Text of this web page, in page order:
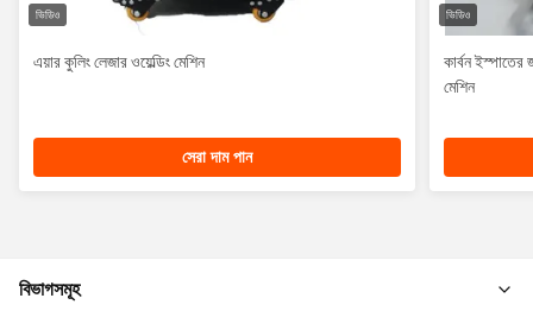
ভিডিও
এয়ার কুলিং লেজার ওয়েল্ডিং মেশিন
সেরা দাম পান
ভিডিও
কার্বন ইস্পাতের
মেশিন
বিভাগসমূহ